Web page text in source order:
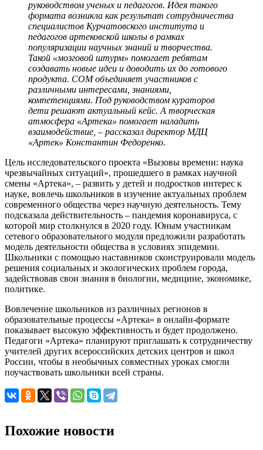
руководством ученых и педагогов. Идея такого
формата возникла как результат сотрудничества
специалистов Курчатовского института и
педагогов артековской школы в рамках
популяризации научных знаний и творчества.
Такой «мозговой штурм» помогает ребятам
создавать новые идеи и доводить их до готового
продукта. СОМ объединяет участников с
различными интересами, знаниями,
компетенциями. Под руководством кураторов
дети решают актуальный кейс. А творческая
атмосфера «Артека» помогает наладить
взаимодействие, – рассказал директор МДЦ
«Артек» Константин Федоренко.
Цель исследовательского проекта «Вызовы времени: наука
чрезвычайных ситуаций», прошедшего в рамках научной
смены «Артека», – развить у детей и подростков интерес к
науке, вовлечь школьников в изучение актуальных проблем
современного общества через научную деятельность. Тему
подсказала действительность – пандемия коронавируса, с
которой мир столкнулся в 2020 году. Юным участникам
сетевого образовательного модуля предложили разработать
модель деятельности общества в условиях эпидемии.
Школьники с помощью наставников сконструировали модель
решения социальных и экологических проблем города,
задействовав свои знания в биологии, медицине, экономике,
политике.
Вовлечение школьников из различных регионов в
образовательные процессы «Артека» в онлайн-формате
показывает высокую эффективность и будет продолжено.
Педагоги «Артека» планируют приглашать к сотрудничеству
учителей других всероссийских детских центров и школ
России, чтобы в необычных совместных уроках смогли
поучаствовать школьники всей страны.
Похожие новости